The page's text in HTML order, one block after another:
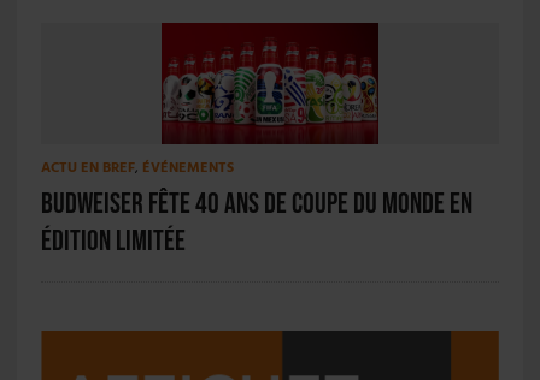
ACTU EN BREF, ÉVÉNEMENTS
Budweiser fête 40 ans de Coupe du Monde en
édition limitée